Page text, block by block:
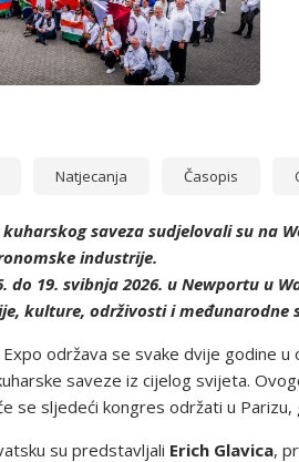
Natjecanja Časopis
saveza sudjelovali su na
industrije.
do 19. svibnja 2026. u Newportu u
kulture, održivosti i međunarodne
održava se svake dvije godine
saveze iz cijelog svijeta.
se sljedeći kongres održati u
su predstavljali Erich Glavica,